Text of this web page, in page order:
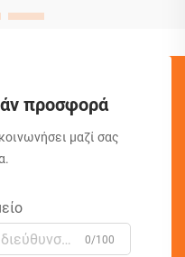
προσφορά
μαζί σας
0/100